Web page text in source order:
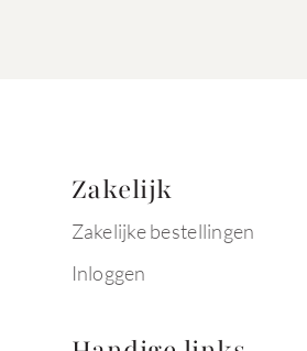
Zakelijk
Zakelijke bestellingen
Inloggen